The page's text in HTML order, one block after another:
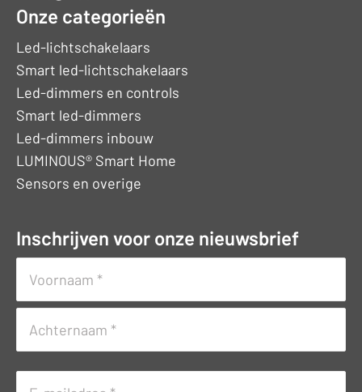
Onze categorieën
Led-lichtschakelaars
Smart led-lichtschakelaars
Led-dimmers en controls
Smart led-dimmers
Led-dimmers inbouw
LUMINOUS® Smart Home
Sensors en overige
Inschrijven voor onze nieuwsbrief